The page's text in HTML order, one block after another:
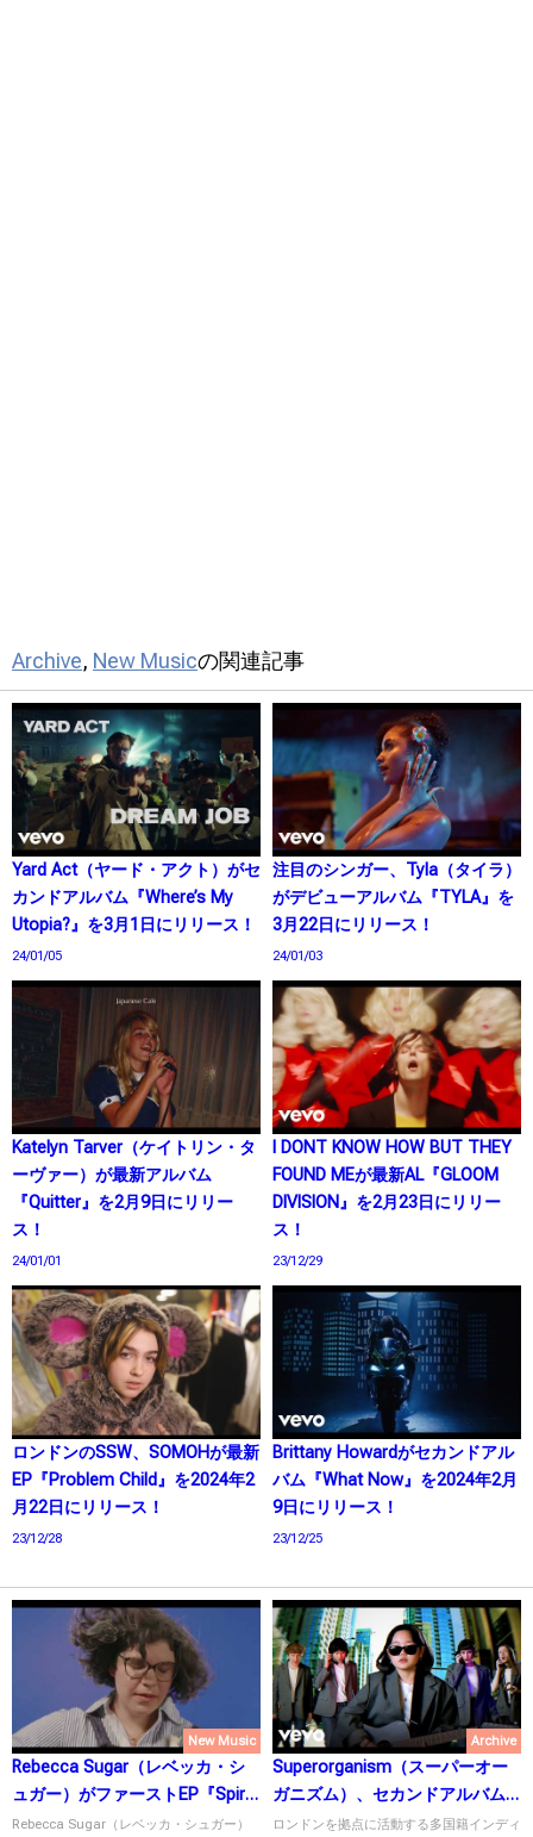
Archive, New Musicの関連記事
Yard Act（ヤード・アクト）がセ
カンドアルバム『Where’s My
Utopia?』を3月1日にリリース！
24/01/05
注目のシンガー、Tyla（タイラ）
がデビューアルバム『TYLA』を
3月22日にリリース！
24/01/03
Katelyn Tarver（ケイトリン・タ
ーヴァー）が最新アルバム
『Quitter』を2月9日にリリー
ス！
24/01/01
I DONT KNOW HOW BUT THEY
FOUND MEが最新AL『GLOOM
DIVISION』を2月23日にリリー
ス！
23/12/29
ロンドンのSSW、SOMOHが最新
EP『Problem Child』を2024年2
月22日にリリース！
23/12/28
Brittany Howardがセカンドアル
バム『What Now』を2024年2月
9日にリリース！
23/12/25
New Music
Rebecca Sugar（レベッカ・シ
ュガー）がファーストEP『Spiral
Bound』を11月3日にリリース！
Rebecca Sugar（レベッカ・シュガー）
Archive
Superorganism（スーパーオー
ガニズム）、セカンドアルバム
『World Wide Pop』を7月15日
ロンドンを拠点に活動する多国籍インディ